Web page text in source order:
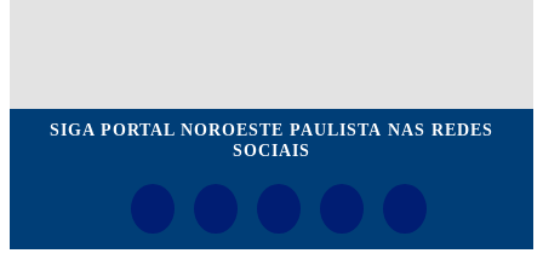
SIGA PORTAL NOROESTE PAULISTA NAS REDES
SOCIAIS